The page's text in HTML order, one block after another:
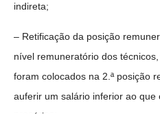
indireta;
– Retificação da posição
nível remuneratório dos
foram colocados na 2.ª posição
auferir um salário inferior ao